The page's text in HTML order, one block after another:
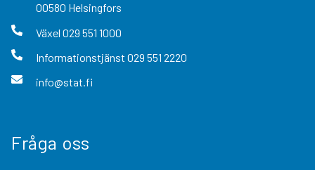
00580 Helsingfors
Växel 029 551 1000
Informationstjänst 029 551 2220
info@stat.fi
Fråga oss